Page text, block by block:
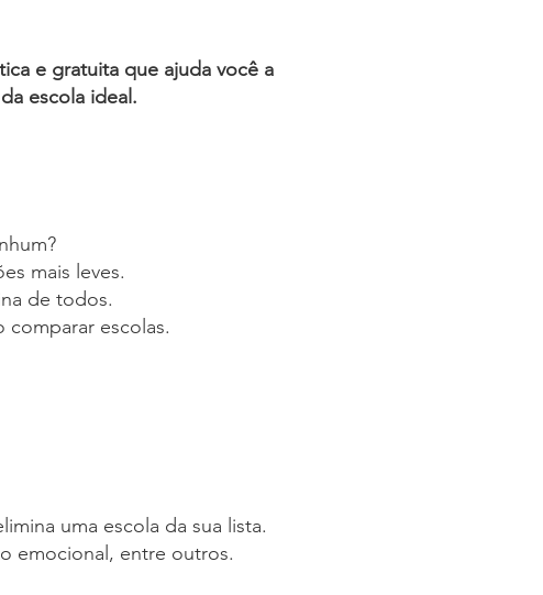
e gratuita que ajuda você a
escola ideal.
mais leves.
de todos.
comparar escolas.
uma escola da sua lista.
emocional, entre outros.